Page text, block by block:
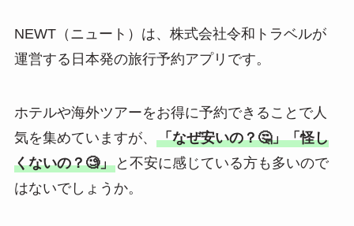
NEWT（ニュート）は、株式会社令和トラベルが
運営する日本発の旅行予約アプリです。
ホテルや海外ツアーをお得に予約できることで人
気を集めていますが、 「なぜ安いの？🤔」「怪し
くないの？🧐」と不安に感じている方も多いので
はないでしょうか。